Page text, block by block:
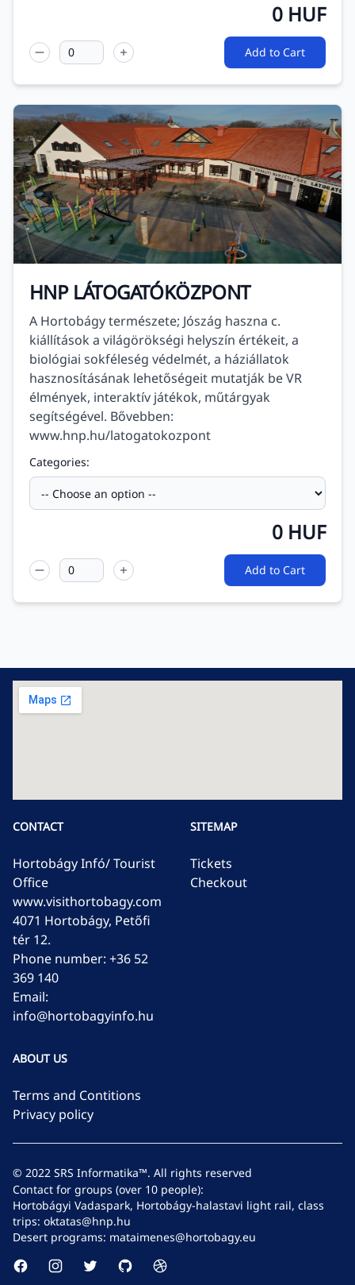
0 HUF
Add to Cart
HNP LÁTOGATÓKÖZPONT
A Hortobágy természete; Jószág haszna c.
kiállítások a világörökségi helyszín értékeit, a
biológiai sokféleség védelmét, a háziállatok
hasznosításának lehetőségeit mutatják be VR
élmények, interaktív játékok, műtárgyak
segítségével. Bővebben:
www.hnp.hu/latogatokozpont
Categories:
0 HUF
Add to Cart
CONTACT
Hortobágy Infó/ Tourist
Office
www.visithortobagy.com
4071 Hortobágy, Petőfi
tér 12.
Phone number: +36 52
369 140
Email:
info@hortobagyinfo.hu
SITEMAP
Tickets
Checkout
ABOUT US
Terms and Contitions
Privacy policy
© 2022 SRS Informatika™. All rights reserved
Contact for groups (over 10 people):
Hortobágyi Vadaspark, Hortobágy-halastavi light rail, class
trips: oktatas@hnp.hu
Desert programs: mataimenes@hortobagy.eu